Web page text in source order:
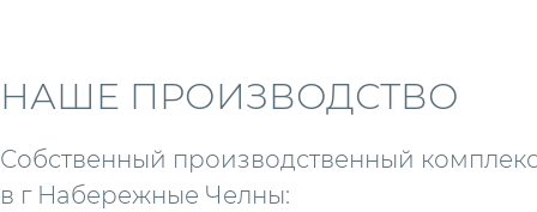
НАШЕ ПРОИЗВОДСТВО
Собственный производственный
в г Набережные Челны: